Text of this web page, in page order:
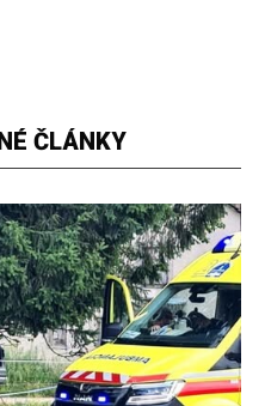
ČLÁNKY